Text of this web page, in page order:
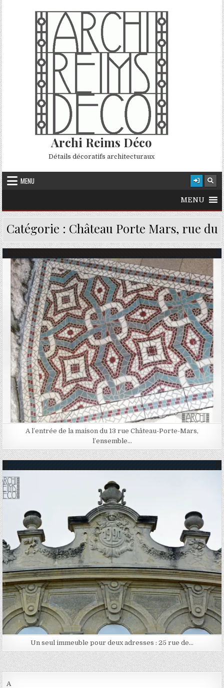
Skip to content
Archi Reims Déco
Détails décoratifs architecturaux
MENU
MENU
Catégorie : Château Porte Mars, rue du
Posted in
A l’entrée de la maison du 13 rue Château-Porte-Mars,
l’ensemble…
Posted in
Un seul immeuble pour deux adresses : 25 rue de…
A